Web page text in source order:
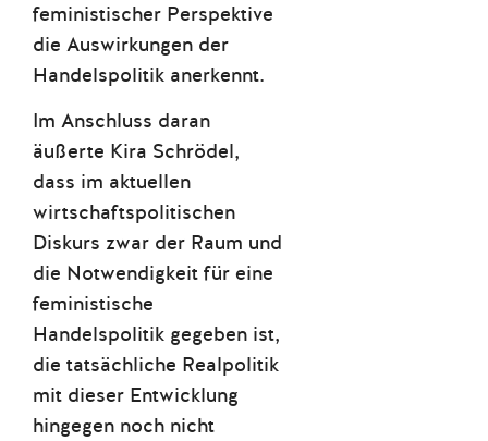
feministischer Perspektive
die Auswirkungen der
Handelspolitik anerkennt.
Im Anschluss daran
äußerte Kira Schrödel,
dass im aktuellen
wirtschaftspolitischen
Diskurs zwar der Raum und
die Notwendigkeit für eine
feministische
Handelspolitik gegeben ist,
die tatsächliche Realpolitik
mit dieser Entwicklung
hingegen noch nicht